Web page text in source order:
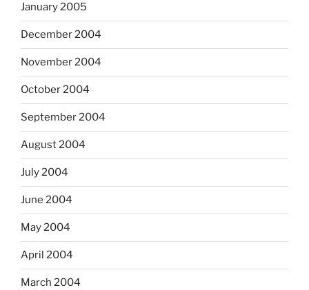
January 2005
December 2004
November 2004
October 2004
September 2004
August 2004
July 2004
June 2004
May 2004
April 2004
March 2004